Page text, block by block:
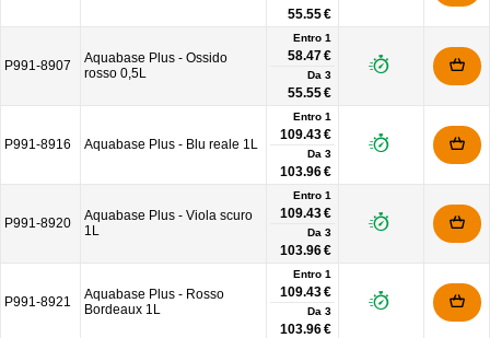
55.55 €
P991-8907
Aquabase Plus - Ossido
rosso 0,5L
Entro 1
58.47 €
Da 3
55.55 €
P991-8916 Aquabase Plus - Blu reale 1L
Entro 1
109.43 €
Da 3
103.96 €
P991-8920
Aquabase Plus - Viola scuro
1L
Entro 1
109.43 €
Da 3
103.96 €
P991-8921
Aquabase Plus - Rosso
Bordeaux 1L
Entro 1
109.43 €
Da 3
103.96 €